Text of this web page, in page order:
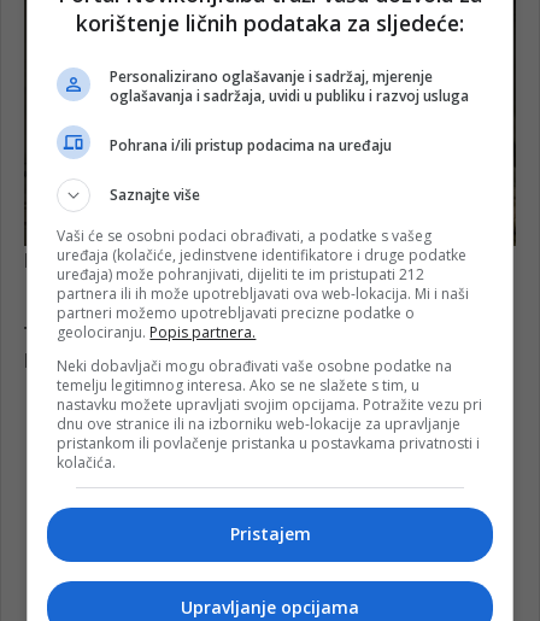
korištenje ličnih podataka za sljedeće:
Personalizirano oglašavanje i sadržaj, mjerenje
oglašavanja i sadržaja, uvidi u publiku i razvoj usluga
Pohrana i/ili pristup podacima na uređaju
Saznajte više
Vaši će se osobni podaci obrađivati, a podatke s vašeg
uređaja (kolačiće, jedinstvene identifikatore i druge podatke
uređaja) može pohranjivati, dijeliti te im pristupati 212
partnera ili ih može upotrebljavati ova web-lokacija. Mi i naši
partneri možemo upotrebljavati precizne podatke o
geolociranju. Popis partnera.
Neki dobavljači mogu obrađivati vaše osobne podatke na
temelju legitimnog interesa. Ako se ne slažete s tim, u
nastavku možete upravljati svojim opcijama. Potražite vezu pri
dnu ove stranice ili na izborniku web-lokacije za upravljanje
pristankom ili povlačenje pristanka u postavkama privatnosti i
kolačića.
Pristajem
Upravljanje opcijama